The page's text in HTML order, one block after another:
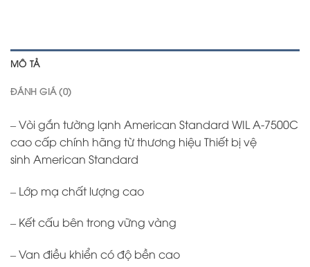
MÔ TẢ
ĐÁNH GIÁ (0)
– Vòi gắn tường lạnh American Standard WIL A-7500C
cao cấp chính hãng từ thương hiệu Thiết bị vệ
sinh American Standard
– Lớp mạ chất lượng cao
– Kết cấu bên trong vững vàng
– Van điều khiển có độ bền cao